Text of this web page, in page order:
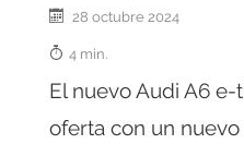
28 octubre 2024
4 min.
El nuevo Audi A6
oferta con un